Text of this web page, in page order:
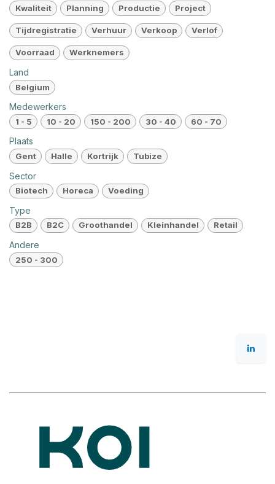
Kwaliteit Planning Productie Project
Tijdregistratie Verhuur Verkoop Verlof
Voorraad Werknemers
Land
Belgium
Medewerkers
1 - 5 10 - 20 150 - 200 30 - 40 60 - 70
Plaats
Gent Halle Kortrijk Tubize
Sector
Biotech Horeca Voeding
Type
B2B B2C Groothandel Kleinhandel Retail
Andere
250 - 300